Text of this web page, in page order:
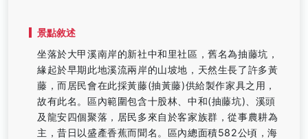
景點敘述
坐落於大甲溪南岸的新社中和里社區，舊名為抽藤坑，
緣起於早期此地溪流兩岸的山坡地，天然生長了許多黃
藤，而居民會在此採黃藤(抽黃藤)供給製作家具之用，
故有此名。區內範圍包含十股林、中和(抽藤坑)、溪頭
及龍安四個聚落，居民多來自於客家族群，從事農耕為
主，昔日以盛產香蕉而聞名。區內總面積582公頃，海